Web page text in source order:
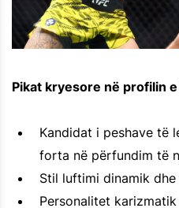
Pikat kryesore në profilin
Kandidat i peshave të
forta në përfundim të
Stil luftimi dinamik
Personalitet